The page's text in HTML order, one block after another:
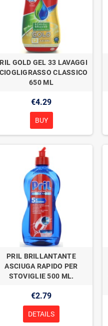
GOLD GEL 33 LAVAGGI
CLASSICO
650 ML
€4.29
BUY
PRIL BRILLANTANTE
ASCIUGA RAPIDO PER
STOVIGLIE 500 ML.
€2.79
DETAILS